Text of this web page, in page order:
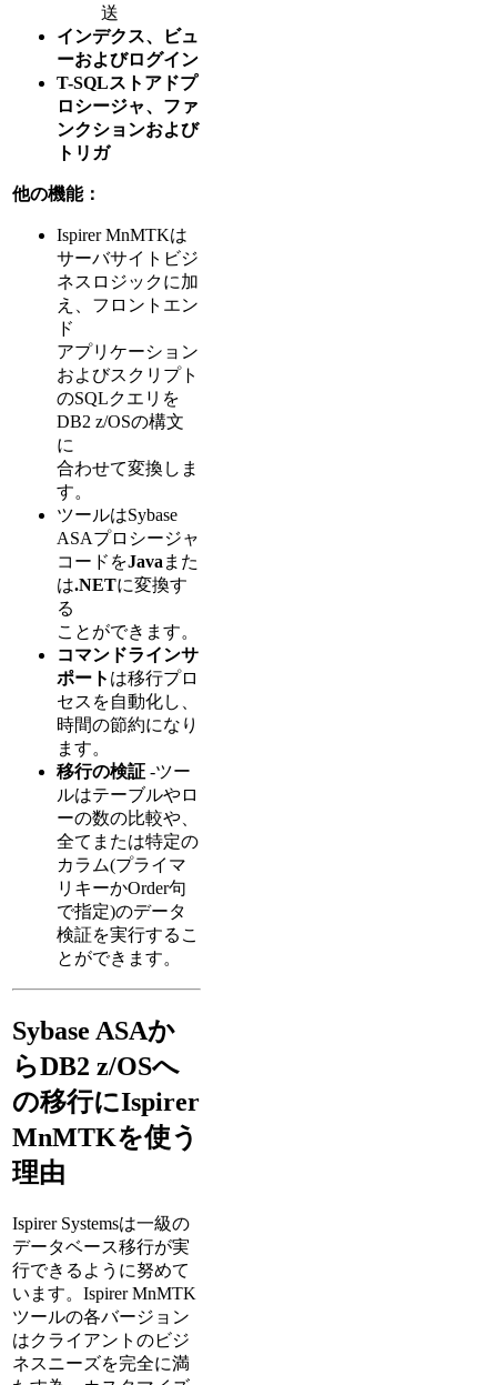
送
インデクス、ビュ
ーおよびログイン
T-SQLストアドプ
ロシージャ、ファ
ンクションおよび
トリガ
他の機能：
Ispirer MnMTKは
サーバサイトビジ
ネスロジックに加
え、フロントエン
ド
アプリケーション
およびスクリプト
のSQLクエリを
DB2 z/OSの構文
に
合わせて変換しま
す。
ツールはSybase
ASAプロシージャ
コードをJava また
は.NETに変換す
る
ことができます。
コマンドラインサ
ポート は移行プロ
セスを自動化し、
時間の節約になり
ます。
移行の検証 -ツー
ルはテーブルやロ
ーの数の比較や、
全てまたは特定の
カラム(プライマ
リキーかOrder句
で指定)のデータ
検証を実行するこ
とができます。
Sybase ASAか
らDB2 z/OSへ
の移行にIspirer
MnMTKを使う
理由
Ispirer Systemsは一級の
データベース移行が実
行できるように努めて
います。Ispirer MnMTK
ツールの各バージョン
はクライアントのビジ
ネスニーズを完全に満